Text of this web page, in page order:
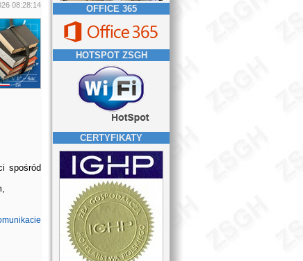
08:28:14
spośród
OFFICE 365
HOTSPOT ZSGH
CERTYFIKATY